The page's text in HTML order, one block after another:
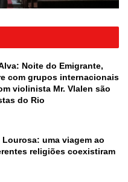
Noite do Emigrante,
com grupos internacionais
violinista Mr. Vlalen são
do Rio
Lourosa: uma viagem ao
religiões coexistiram